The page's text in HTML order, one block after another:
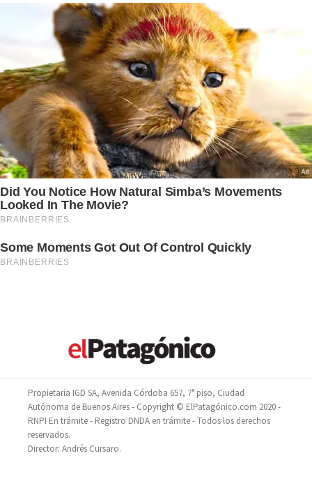
Propietaria IGD SA, Avenida Córdoba 657, 7° piso, Ciudad
Autónoma de Buenos Aires - Copyright © ElPatagónico.com 2020 -
RNPI En trámite - Registro DNDA en trámite - Todos los derechos
reservados.
Director: Andrés Cursaro.